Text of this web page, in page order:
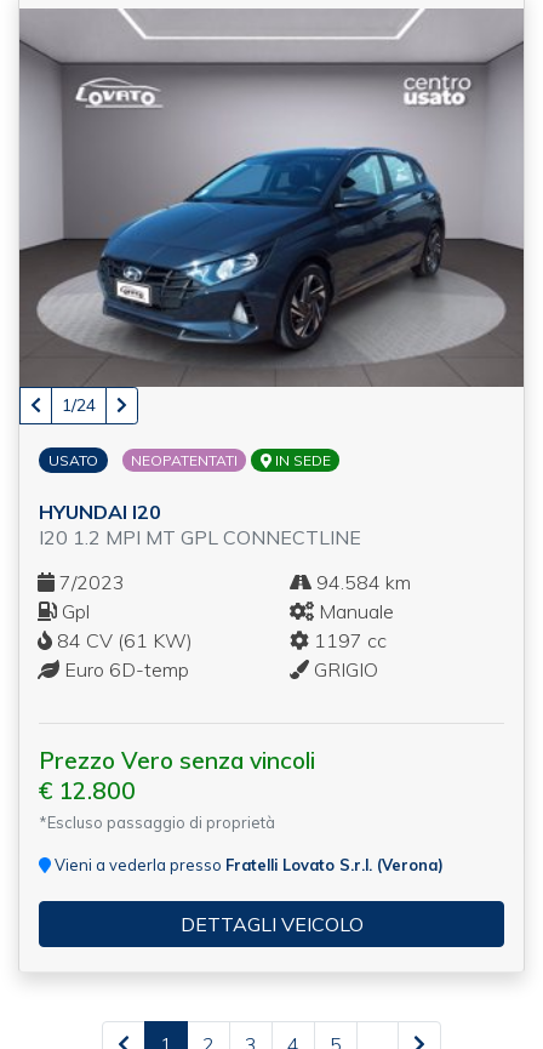
1/24
USATO NEOPATENTATI IN SEDE
HYUNDAI I20
I20 1.2 MPI MT GPL CONNECTLINE
7/2023
94.584 km
Gpl
Manuale
84 CV (61 KW)
1197 cc
Euro 6D-temp
GRIGIO
Prezzo Vero senza vincoli
€ 12.800
*Escluso passaggio di proprietà
Vieni a vederla presso Fratelli Lovato S.r.l. (Verona)
DETTAGLI VEICOLO